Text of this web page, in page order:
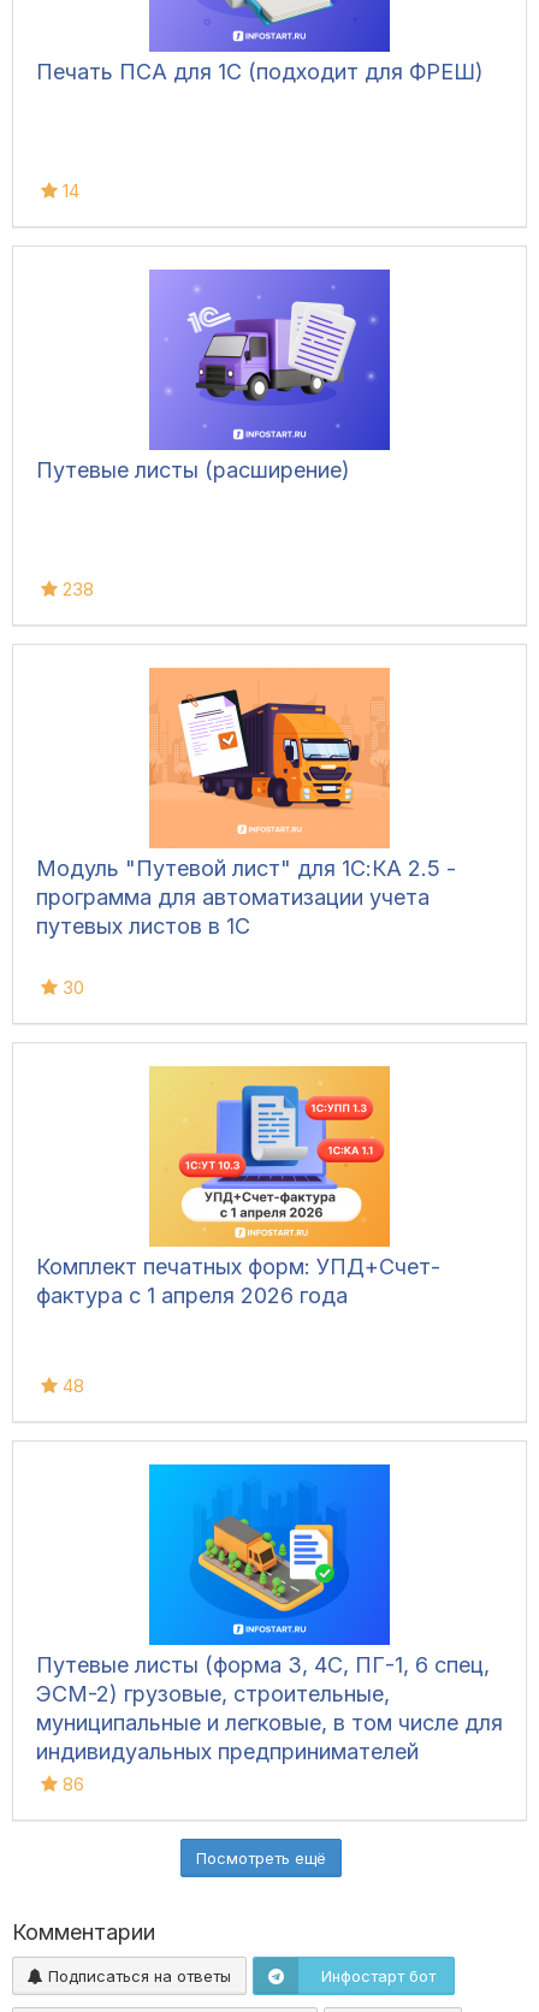
Печать ПСА для 1С (подходит для ФРЕШ)
14
Путевые листы (расширение)
238
Модуль "Путевой лист" для 1С:КА 2.5 -
программа для автоматизации учета
путевых листов в 1С
30
Комплект печатных форм: УПД+Счет-
фактура с 1 апреля 2026 года
48
Путевые листы (форма 3, 4С, ПГ-1, 6 спец,
ЭСМ-2) грузовые, строительные,
муниципальные и легковые, в том числе для
индивидуальных предпринимателей
86
Посмотреть ещё
Комментарии
Подписаться на ответы Инфостарт бот